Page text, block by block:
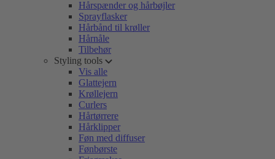
Hårspænder og hårbøjler
Sprayflasker
Hårbånd til krøller
Hårnåle
Tilbehør
Styling tools
Vis alle
Glattejern
Krøllejern
Curlers
Hårtørrere
Hårklipper
Føn med diffuser
Fønbørste